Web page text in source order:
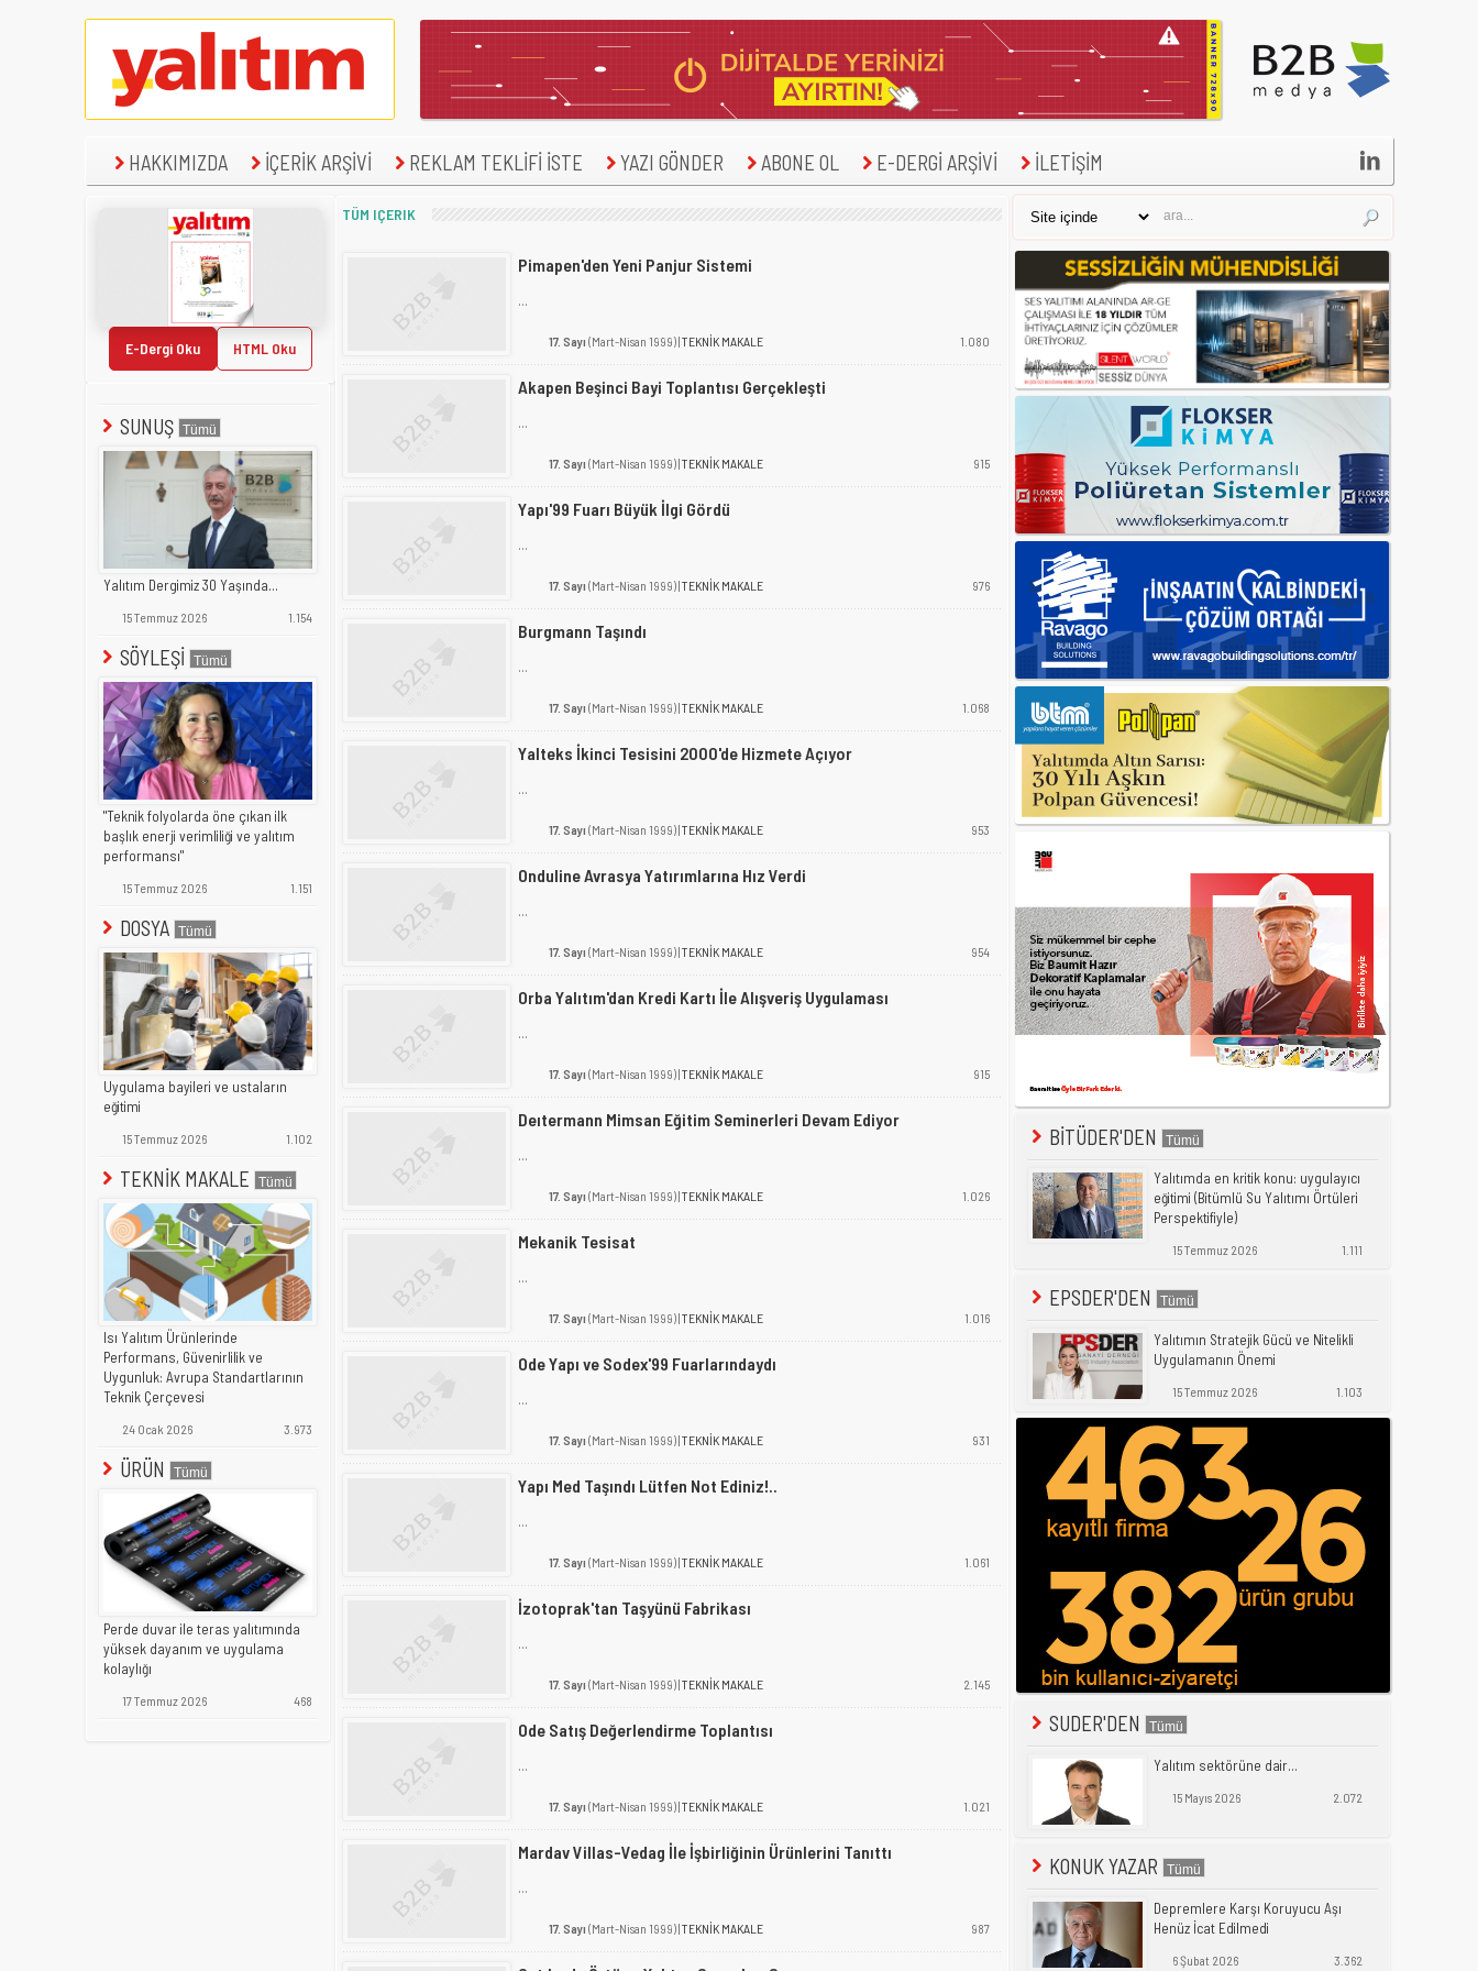
HAKKIMIZDA İÇERİK ARŞİVİ REKLAM TEKLİFİ İSTE YAZI GÖNDER ABONE OL E-DERGİ ARŞİVİ İLETİŞİM 
E-Dergi Oku HTML Oku
SUNUŞ
Yalıtım Dergimiz 30 Yaşında...
15 Temmuz 2026 1.154
SÖYLEŞİ
"Teknik folyolarda öne çıkan ilk
başlık enerji verimliliği ve yalıtım
performansı"
15 Temmuz 2026 1.151
DOSYA
Uygulama bayileri ve ustaların
eğitimi
15 Temmuz 2026 1.102
TEKNİK MAKALE
Isı Yalıtım Ürünlerinde
Performans, Güvenirlilik ve
Uygunluk: Avrupa Standartlarının
Teknik Çerçevesi
24 Ocak 2026 3.973
ÜRÜN
Perde duvar ile teras yalıtımında
yüksek dayanım ve uygulama
kolaylığı
17 Temmuz 2026 468
TÜM IÇERIK
Pimapen'den Yeni Panjur Sistemi
...
17. Sayı (Mart-Nisan 1999) |TEKNİK MAKALE 1.080
Akapen Beşinci Bayi Toplantısı Gerçekleşti
...
17. Sayı (Mart-Nisan 1999) |TEKNİK MAKALE 915
Yapı'99 Fuarı Büyük İlgi Gördü
...
17. Sayı (Mart-Nisan 1999) |TEKNİK MAKALE 976
Burgmann Taşındı
...
17. Sayı (Mart-Nisan 1999) |TEKNİK MAKALE 1.068
Yalteks İkinci Tesisini 2000'de Hizmete Açıyor
...
17. Sayı (Mart-Nisan 1999) |TEKNİK MAKALE 953
Onduline Avrasya Yatırımlarına Hız Verdi
...
17. Sayı (Mart-Nisan 1999) |TEKNİK MAKALE 954
Orba Yalıtım'dan Kredi Kartı İle Alışveriş Uygulaması
...
17. Sayı (Mart-Nisan 1999) |TEKNİK MAKALE 915
Deıtermann Mimsan Eğitim Seminerleri Devam Ediyor
...
17. Sayı (Mart-Nisan 1999) |TEKNİK MAKALE 1.026
Mekanik Tesisat
...
17. Sayı (Mart-Nisan 1999) |TEKNİK MAKALE 1.016
Ode Yapı ve Sodex'99 Fuarlarındaydı
...
17. Sayı (Mart-Nisan 1999) |TEKNİK MAKALE 931
Yapı Med Taşındı Lütfen Not Ediniz!..
...
17. Sayı (Mart-Nisan 1999) |TEKNİK MAKALE 1.061
İzotoprak'tan Taşyünü Fabrikası
...
17. Sayı (Mart-Nisan 1999) |TEKNİK MAKALE 2.145
Ode Satış Değerlendirme Toplantısı
...
17. Sayı (Mart-Nisan 1999) |TEKNİK MAKALE 1.021
Mardav Villas-Vedag İle İşbirliğinin Ürünlerini Tanıttı
...
17. Sayı (Mart-Nisan 1999) |TEKNİK MAKALE 987
BİTÜDER'DEN
Yalıtımda en kritik konu: uygulayıcı
eğitimi (Bitümlü Su Yalıtımı Örtüleri
Perspektifiyle)
15 Temmuz 2026 1.111
EPSDER'DEN
Yalıtımın Stratejik Gücü ve Nitelikli
Uygulamanın Önemi
15 Temmuz 2026 1.103
SUDER'DEN
Yalıtım sektörüne dair...
15 Mayıs 2026 2.072
KONUK YAZAR
Depremlere Karşı Koruyucu Aşı
Henüz İcat Edilmedi
6 Şubat 2026 3.362